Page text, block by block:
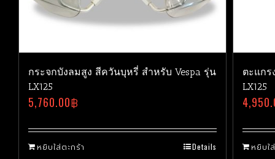
กระจกบังลมสูง สีควันบุหรี่ สำหรับ Vespa รุ่น
LX125
5,760.00฿
หยิบใส่ตะกร้า Details
ตะแกร
LX125
หยิบใ